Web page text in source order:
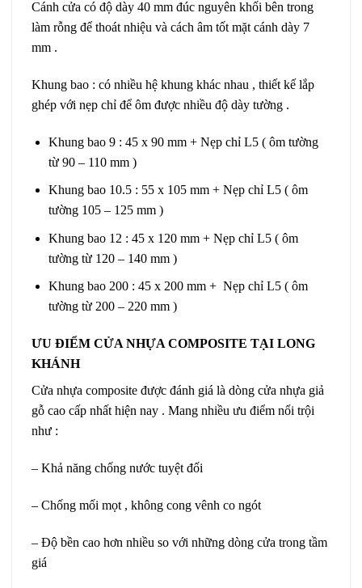
Cánh cửa có độ dày 40 mm đúc nguyên khối bên trong
làm rỗng để thoát nhiệu và cách âm tốt mặt cánh dày 7
mm .
Khung bao : có nhiều hệ khung khác nhau , thiết kế lắp
ghép với nẹp chỉ để ôm được nhiều độ dày tường .
Khung bao 9 : 45 x 90 mm + Nẹp chỉ L5 ( ôm tường
từ 90 – 110 mm )
Khung bao 10.5 : 55 x 105 mm + Nẹp chỉ L5 ( ôm
tường 105 – 125 mm )
Khung bao 12 : 45 x 120 mm + Nẹp chỉ L5 ( ôm
tường từ 120 – 140 mm )
Khung bao 200 : 45 x 200 mm + Nẹp chỉ L5 ( ôm
tường từ 200 – 220 mm )
ƯU ĐIỂM CỬA NHỰA COMPOSITE TẠI LONG
KHÁNH
Cửa nhựa composite được đánh giá là dòng cửa nhựa giả
gỗ cao cấp nhất hiện nay . Mang nhiều ưu điểm nổi trội
như :
– Khả năng chống nước tuyệt đối
– Chống mối mọt , không cong vênh co ngót
– Độ bền cao hơn nhiều so với những dòng cửa trong tầm
giá